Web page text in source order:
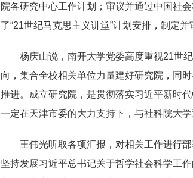
院各研究中心工作计划；审议并通过中国社
了“21世纪马克思主义讲堂”计划安排，制定
杨庆山说，南开大学党委高度重视21世
向，集合全校相关单位力量建好研究院，同
推进。成立研究院，是贯彻落实习近平新时
一定在天津市委的大力支持下，与社科院大
王伟光听取各项汇报，对相关工作进行
坚持发展习近平总书记关于哲学社会科学工